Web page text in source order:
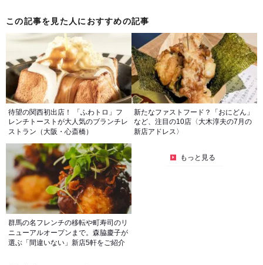
この記事を見た人におすすめの記事
待望の関西初出店！ 「ふわトロ」フ
レンチトーストが大人気のブランチレ
ストラン（大阪・心斎橋）
新たなファストフード？「おにどん」
など、注目の10店〈大木淳夫の7月の
新店アドレス〉
群馬の名フレンチの移転や町寿司のリ
ニューアルオープンまで。森脇慶子が
選ぶ「間違いない」新店5軒をご紹介
もっと見る